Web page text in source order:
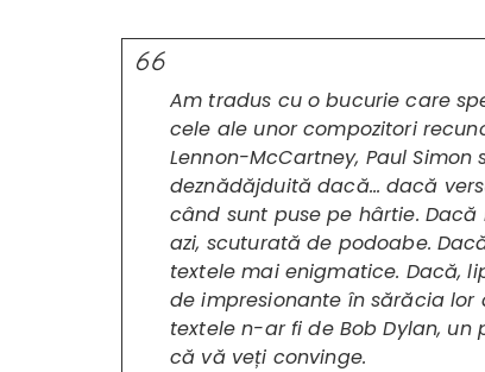
Am tradus cu o bucurie care
cele ale unor compozitori
Lennon-McCartney, Paul
deznădăjduită dacă… dacă
când sunt puse pe hârtie.
azi, scuturată de podoabe.
textele mai enigmatice. Dacă,
de impresionante în sărăcia lor
textele n-ar fi de Bob Dylan,
că vă veți convinge.